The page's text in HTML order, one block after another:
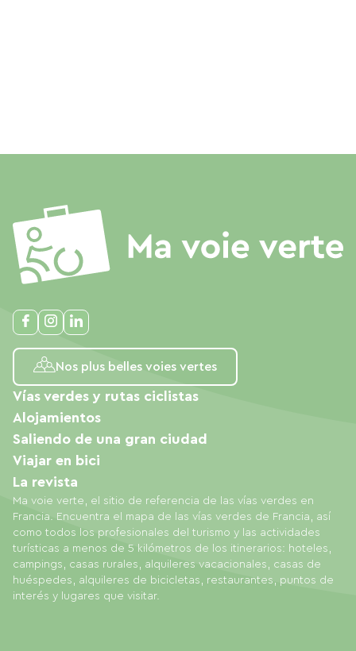
Nos plus belles voies vertes
Ma voie verte, el sitio de referencia de las vías verdes en
Francia. Encuentra el mapa de las vías verdes de Francia, así
como todos los profesionales del turismo y las actividades
turísticas a menos de 5 kilómetros de los itinerarios: hoteles,
campings, casas rurales, alquileres vacacionales, casas de
huéspedes, alquileres de bicicletas, restaurantes, puntos de
interés y lugares que visitar.
Vías verdes y rutas ciclistas
Alojamientos
Saliendo de una gran ciudad
Viajar en bici
La revista